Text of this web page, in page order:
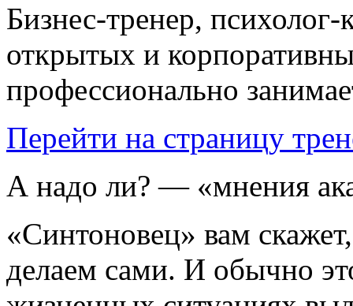
Бизнес-тренер,
открытых и
профессионально
Перейти на страницу
А надо ли? — «мнения
«Синтоновец» вам
делаем сами. И обычно